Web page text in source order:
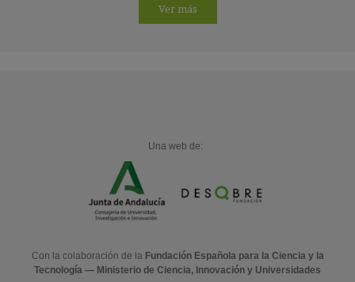
Ver más
Una web de:
Con la colaboración de la Fundación Española para la Ciencia y la
Tecnología — Ministerio de Ciencia, Innovación y Universidades